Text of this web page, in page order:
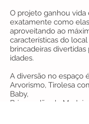
O projeto ganhou vida
exatamente como
aproveitando ao
características do
brincadeiras divertidas
idades.
A diversão no espaço
Arvorismo, Tirolesa
Baby,
Brinquedão de